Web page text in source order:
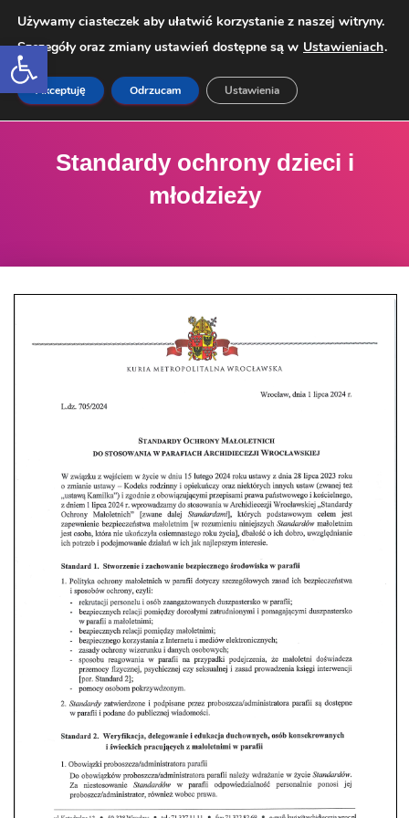
Open toolbar
Standardy ochrony dzieci i
młodzieży
Używamy ciasteczek aby ułatwić korzystanie z naszej witryny.
Szczegóły oraz zmiany ustawień dostępne są w Ustawieniach.
Akceptuję Odrzucam Ustawienia